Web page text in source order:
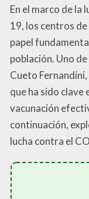
En el marco de la
19, los centros
papel
población. Uno
Cueto
que ha sido clave
vacunación
continuación,
lucha contra el